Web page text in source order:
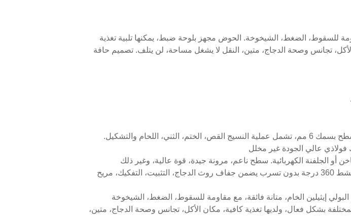
للسقوط، الضغط، الشيخوخة. الحوض مجهز بلوحة ضبط، يمكنها تلبية تغذية
تجانس وصحة الدجاج، متين، النقل لا يشغل مساحة، لن يتلف. تصميم حافة
1. معدات تربية الصيصان مجهزة بزاوية حديدية مجلفنة بالحرارة أو صلب مسطح بسمك 6 مم، تشمل عملية النسيج القص، الختم، الثني، اللحام والتشكيل.
3. لديها كرة فولاذية مقاومة للصدأ عالية الدقة، حساسية عالية، ساق مغلق نشط 360 درجة بدون تسرب يضمن جفاف روث الدجاج، التثبيت، التفكيك، مريح
بشكل فعال، ولديها تغذية كافية، مكان الأكل، تجانس وصحة الدجاج، متين،